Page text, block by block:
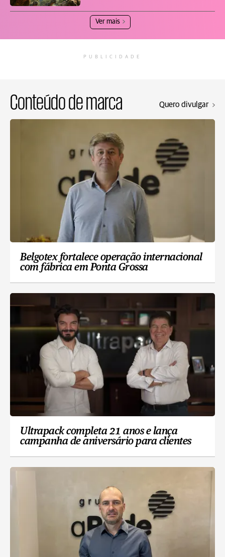
Ver mais
PUBLICIDADE
Conteúdo de marca Quero divulgar
Belgotex fortalece operação internacional
com fábrica em Ponta Grossa
Ultrapack completa 21 anos e lança
campanha de aniversário para clientes